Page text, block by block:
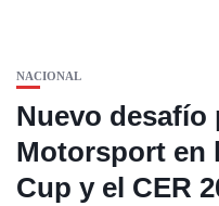
NACIONAL
Nuevo desafío
Motorsport en
Cup y el CER